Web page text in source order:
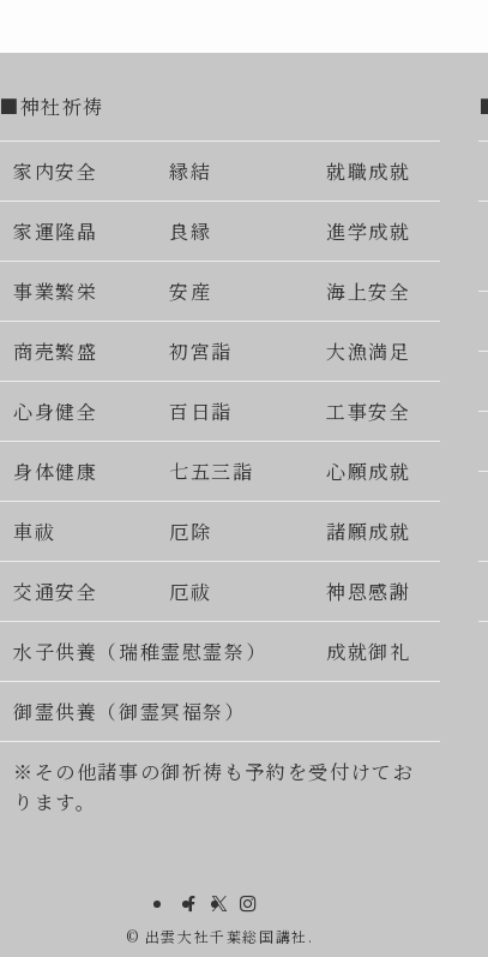
■神社祈祷
家内安全 縁結 就職成就
家運隆晶 良縁 進学成就
事業繁栄 安産 海上安全
商売繁盛 初宮詣 大漁満足
心身健全 百日詣 工事安全
身体健康 七五三詣 心願成就
車祓 厄除 諸願成就
交通安全 厄祓 神恩感謝
水子供養（瑞稚霊慰霊祭） 成就御礼
御霊供養（御霊冥福祭）
※その他諸事の御祈祷も予約を受付けてお
ります。
© 出雲大社千葉総国講社.